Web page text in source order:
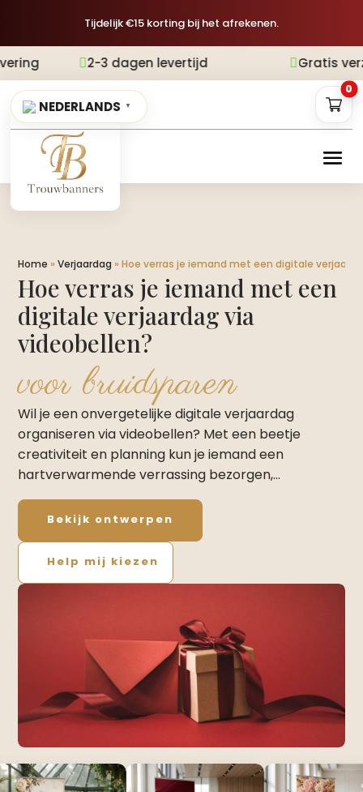
Tijdelijk €15 korting bij het afrekenen.
2-3 dagen levertijd Gratis verzending
NEDERLANDS ▼
0
Home »Verjaardag »Hoe verras je iemand met een digitale
Hoe verras je iemand met een
digitale verjaardag via
videobellen?
voor bruidsparen
Wil je een onvergetelijke digitale verjaardag
organiseren via videobellen? Met een beetje
creativiteit en planning kun je iemand een
hartverwarmende verrassing bezorgen,…
Bekijk ontwerpen
Help mij kiezen